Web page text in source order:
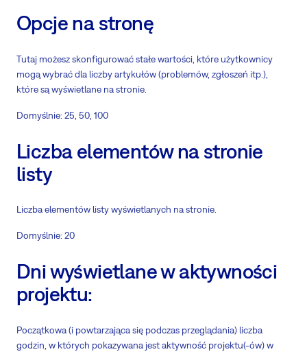
Opcje na stronę
Tutaj możesz skonfigurować stałe wartości, które użytkownicy
mogą wybrać dla liczby artykułów (problemów, zgłoszeń itp.),
które są wyświetlane na stronie.
Domyślnie: 25, 50, 100
Liczba elementów na stronie
listy
Liczba elementów listy wyświetlanych na stronie.
Domyślnie: 20
Dni wyświetlane w aktywności
projektu:
Początkowa (i powtarzająca się podczas przeglądania) liczba
godzin, w których pokazywana jest aktywność projektu(-ów) w